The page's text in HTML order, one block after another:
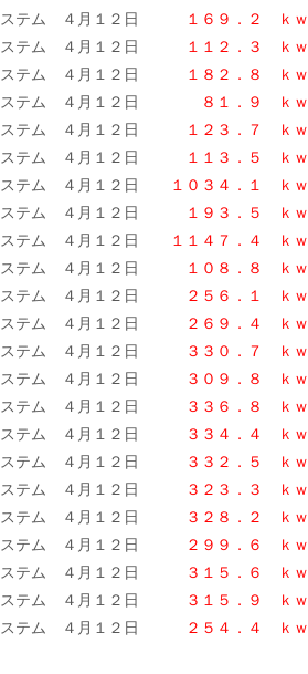
テム ４月１２日
１６９．２ ｋｗ
テム ４月１２日
１１２．３ ｋｗ
テム ４月１２日
１８２．８
ｋｗ
テム ４月１２日
８１．９ ｋｗ
テム ４月１２日
１２３．７
ｋｗ
テム ４月１２日
１１３．５ ｋｗ
テム ４月１２日
１０３４．１ ｋｗ
テム ４月１２日
１９３．５ ｋｗ
ステム ４月１２日
１１４７．４ ｋｗ
テム ４月１２日
１０８．８ ｋｗ
テム ４月１２日
２５６．１ ｋｗ
テム ４月１２日
２６９．４ ｋｗ
テム ４月１２日
３３０．７ ｋｗ
テム ４月１２日
３０９．８
ｋｗ
テム ４月１２日
３３６．８ ｋｗ
テム ４月１２日
３３４．４ ｋｗ
ステム ４月１２日
３３２．５ ｋｗ
テム ４月１２日
３２３．３
ｋｗ
ステム ４月１２日
３２８．２ ｋｗ
テム ４月１２日
２９９．６ ｋｗ
テム ４月１２日
３１５．６ ｋｗ
テム ４月１２日
３１５．９ ｋｗ
テム ４月１２日
２５４．４ ｋｗ